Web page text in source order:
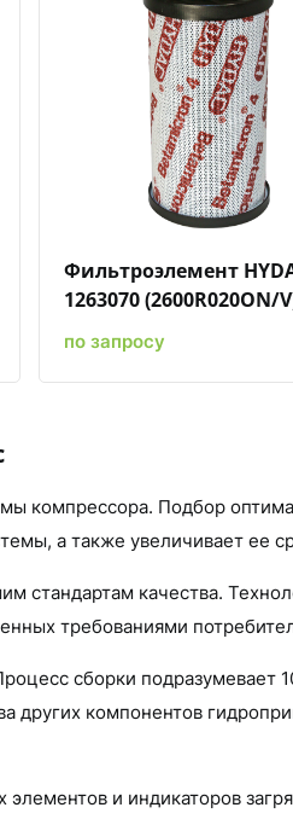
Быстрый просмотр
Добавить к
Фильтроэлемент
1263070 (2600R020ON/
по запросу
компрессора. Подбор
а также увеличивает ее
качества.
требованиями
сборки подразумевает
других компонентов
и индикаторов